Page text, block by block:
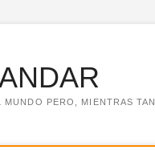
PERO, MIENTRAS